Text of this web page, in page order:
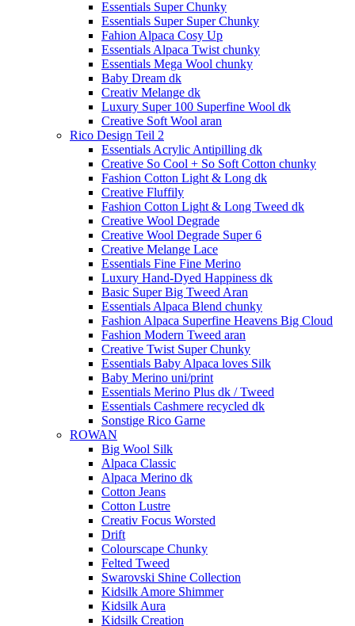
Essentials Super Chunky
Essentials Super Super Chunky
Fahion Alpaca Cosy Up
Essentials Alpaca Twist chunky
Essentials Mega Wool chunky
Baby Dream dk
Creativ Melange dk
Luxury Super 100 Superfine Wool dk
Creative Soft Wool aran
Rico Design Teil 2
Essentials Acrylic Antipilling dk
Creative So Cool + So Soft Cotton chunky
Fashion Cotton Light & Long dk
Creative Fluffily
Fashion Cotton Light & Long Tweed dk
Creative Wool Degrade
Creative Wool Degrade Super 6
Creative Melange Lace
Essentials Fine Fine Merino
Luxury Hand-Dyed Happiness dk
Basic Super Big Tweed Aran
Essentials Alpaca Blend chunky
Fashion Alpaca Superfine Heavens Big Cloud
Fashion Modern Tweed aran
Creative Twist Super Chunky
Essentials Baby Alpaca loves Silk
Baby Merino uni/print
Essentials Merino Plus dk / Tweed
Essentials Cashmere recycled dk
Sonstige Rico Garne
ROWAN
Big Wool Silk
Alpaca Classic
Alpaca Merino dk
Cotton Jeans
Cotton Lustre
Creativ Focus Worsted
Drift
Colourscape Chunky
Felted Tweed
Swarovski Shine Collection
Kidsilk Amore Shimmer
Kidsilk Aura
Kidsilk Creation